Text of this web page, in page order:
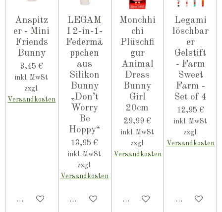
Anspitz
er - Mini
Friends
Bunny
3,45 €
inkl. MwSt
zzgl.
Versandkosten
In den Warenkorb
LEGAM
I 2-in-1-
Federmä
ppchen
aus
Silikon
Bunny
„Don’t
Worry
Be
Hoppy“
13,95 €
inkl. MwSt
zzgl.
Versandkosten
In den Warenkorb
Monchhi
chi
Plüschfi
gur
Animal
Dress
Bunny
Girl
20cm
29,99 €
inkl. MwSt
zzgl.
Versandkosten
In den Warenkorb
Legami
löschbar
er
Gelstift
- Farm
Sweet
Farm -
Set of 4
12,95 €
inkl. MwSt
zzgl.
Versandkosten
In den